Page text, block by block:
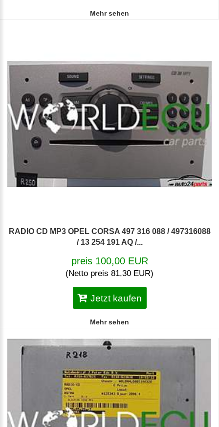
Mehr sehen
RADIO CD MP3 OPEL CORSA 497 316 088 / 497316088
/ 13 254 191 AQ /...
preis 100,00 EUR
(Netto preis 81,30 EUR)
Jetzt kaufen
Mehr sehen